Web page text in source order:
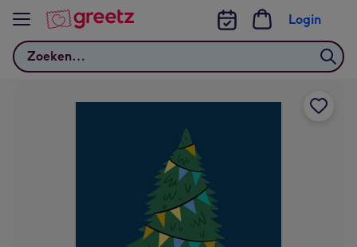
Bekijk meer
Zoeken
Login